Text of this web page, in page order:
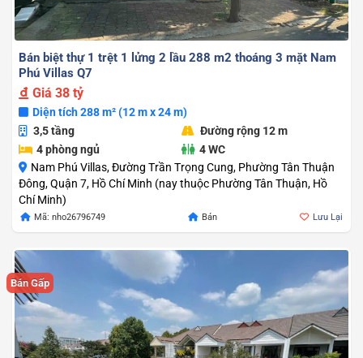
Bán biệt thự 1 trệt 1 lửng 2 lầu 288 m2 thoáng 3 mặt Nam
Phú Villas Q7
Giá 38 tỷ
Diện tích 288 m² (12 m x 24 m)
3,5 tầng
Đường rộng 12 m
4 phòng ngủ
4 WC
Nam Phú Villas, Đường Trần Trọng Cung, Phường Tân Thuận
Đông, Quận 7, Hồ Chí Minh (nay thuộc Phường Tân Thuận, Hồ
Chí Minh)
Mã: nho26796749 Bán Lưu Lại
Bán Gấp